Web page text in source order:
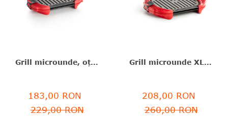
Grill microunde, oțel/silicon platinat, roșu, 25.2X14.7X5.4 cm, Lékué - 8710755881787
183,00 RON
229,00 RON
Grill microunde XL, oțel/silicon, roșu, 27X20.7X4.4 cm, Lékué - 8710755881800
208,00 RON
260,00 RON